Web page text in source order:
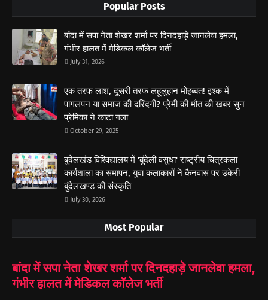
Popular Posts
बांदा में सपा नेता शेखर शर्मा पर दिनदहाड़े जानलेवा हमला,
गंभीर हालत में मेडिकल कॉलेज भर्ती
July 31, 2026
एक तरफ लाश, दूसरी तरफ लहूलुहान मोहब्बत! इश्क में
पागलपन या समाज की दरिंदगी? प्रेमी की मौत की खबर सुन
प्रेमिका ने काटा गला
October 29, 2025
बुंदेलखंड विश्विद्यालय में 'बुंदेली वसुधा' राष्ट्रीय चित्रकला
कार्यशाला का समापन, युवा कलाकारों ने कैनवास पर उकेरी
बुंदेलखण्ड की संस्कृति
July 30, 2026
Most Popular
बांदा में सपा नेता शेखर शर्मा पर दिनदहाड़े जानलेवा हमला,
गंभीर हालत में मेडिकल कॉलेज भर्ती